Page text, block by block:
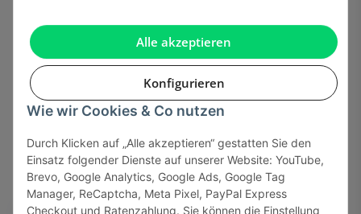
Alle akzeptieren
Konfigurieren
Wie wir Cookies & Co nutzen
Durch Klicken auf „Alle akzeptieren“ gestatten Sie den
Einsatz folgender Dienste auf unserer Website: YouTube,
Brevo, Google Analytics, Google Ads, Google Tag
Manager, ReCaptcha, Meta Pixel, PayPal Express
Checkout und Ratenzahlung. Sie können die Einstellung
Gesetzliche Informationen
Sicher bezahlen via: